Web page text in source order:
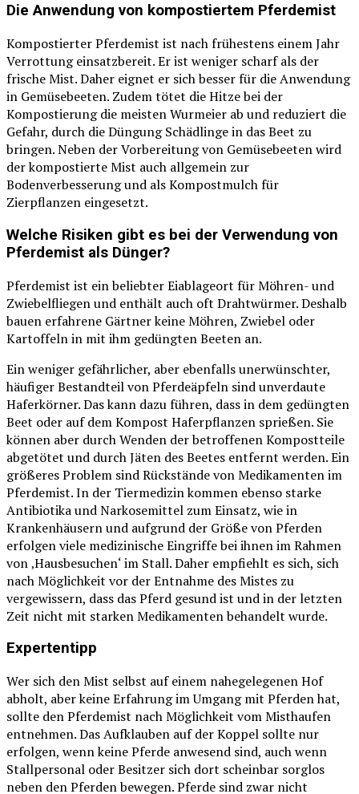
Die Anwendung von kompostiertem Pferdemist
Kompostierter Pferdemist ist nach frühestens einem Jahr
Verrottung einsatzbereit. Er ist weniger scharf als der
frische Mist. Daher eignet er sich besser für die Anwendung
in Gemüsebeeten. Zudem tötet die Hitze bei der
Kompostierung die meisten Wurmeier ab und reduziert die
Gefahr, durch die Düngung Schädlinge in das Beet zu
bringen. Neben der Vorbereitung von Gemüsebeeten wird
der kompostierte Mist auch allgemein zur
Bodenverbesserung und als Kompostmulch für
Zierpflanzen eingesetzt.
Welche Risiken gibt es bei der Verwendung von
Pferdemist als Dünger?
Pferdemist ist ein beliebter Eiablageort für Möhren- und
Zwiebelfliegen und enthält auch oft Drahtwürmer. Deshalb
bauen erfahrene Gärtner keine Möhren, Zwiebel oder
Kartoffeln in mit ihm gedüngten Beeten an.
Ein weniger gefährlicher, aber ebenfalls unerwünschter,
häufiger Bestandteil von Pferdeäpfeln sind unverdaute
Haferkörner. Das kann dazu führen, dass in dem gedüngten
Beet oder auf dem Kompost Haferpflanzen sprießen. Sie
können aber durch Wenden der betroffenen Kompostteile
abgetötet und durch Jäten des Beetes entfernt werden. Ein
größeres Problem sind Rückstände von Medikamenten im
Pferdemist. In der Tiermedizin kommen ebenso starke
Antibiotika und Narkosemittel zum Einsatz, wie in
Krankenhäusern und aufgrund der Größe von Pferden
erfolgen viele medizinische Eingriffe bei ihnen im Rahmen
von ‚Hausbesuchen‘ im Stall. Daher empfiehlt es sich, sich
nach Möglichkeit vor der Entnahme des Mistes zu
vergewissern, dass das Pferd gesund ist und in der letzten
Zeit nicht mit starken Medikamenten behandelt wurde.
Expertentipp
Wer sich den Mist selbst auf einem nahegelegenen Hof
abholt, aber keine Erfahrung im Umgang mit Pferden hat,
sollte den Pferdemist nach Möglichkeit vom Misthaufen
entnehmen. Das Aufklauben auf der Koppel sollte nur
erfolgen, wenn keine Pferde anwesend sind, auch wenn
Stallpersonal oder Besitzer sich dort scheinbar sorglos
neben den Pferden bewegen. Pferde sind zwar nicht